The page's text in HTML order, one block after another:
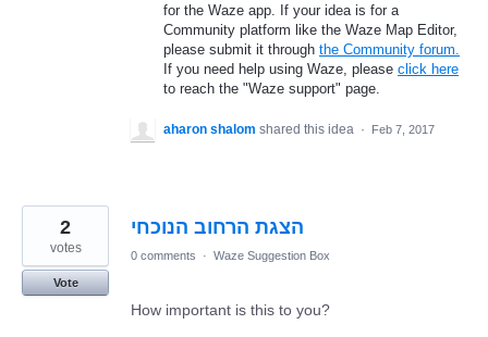
for the Waze app. If your idea is for a
Community platform like the Waze Map Editor,
please submit it through the Community forum.
If you need help using Waze, please click here
to reach the "Waze support" page.
aharon shalom shared this idea · Feb 7, 2017
הצגת הרחוב הנוכחי 2
votes
Vote
0 comments · Waze Suggestion Box
How important is this to you?